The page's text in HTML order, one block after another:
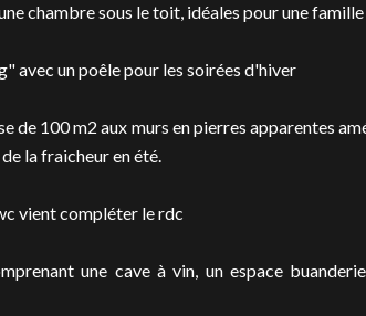
chambre sous le toit, idéales pour une
avec un poêle pour les soirées d'hiver
de 100 m2 aux murs en pierres apparentes
la fraicheur en été.
vient compléter le rdc
une cave à vin, un espace